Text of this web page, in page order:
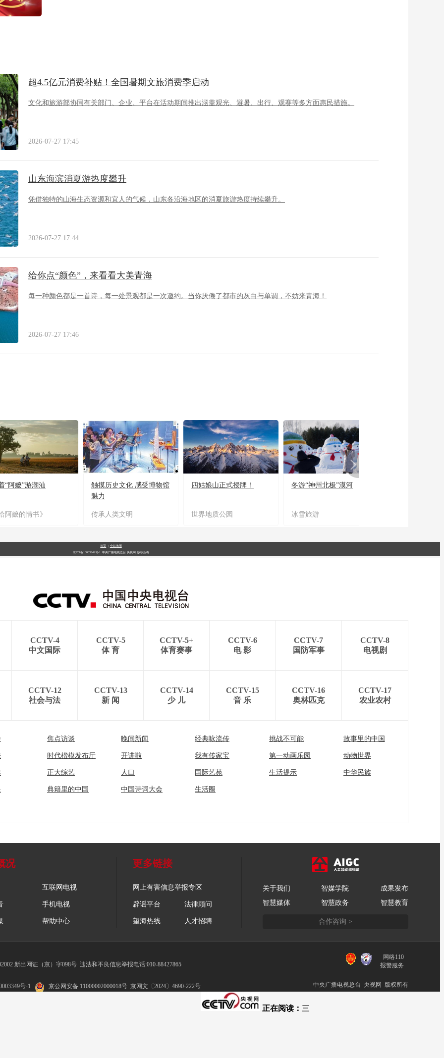
超4.5亿元消费补贴！全国暑期文旅消费季启动
文化和旅游部协同有关部门、企业、平台在活动期间推出涵盖观光、避暑、出行、观赛等多方面惠民措施。
2026-07-27 17:45
山东海滨消夏游热度攀升
凭借独特的山海生态资源和宜人的气候，山东各沿海地区的消夏旅游热度持续攀升。
2026-07-27 17:44
给你点“颜色”，来看看大美青海
每一种颜色都是一首诗，每一处景观都是一次邀约。当你厌倦了都市的灰白与单调，不妨来青海！
2026-07-27 17:46
“阿嬷”游潮汕
阿嬷的情书》
触摸历史文化 感受博物馆
魅力
传承人类文明
四姑娘山正式授牌！
世界地质公园
冬游“神州北极”漠河
冰雪旅游
首页 全站地图
京ICP备10003349号-1 中央广播电视总台 央视网 版权所有
CCTV-4
中文国际
CCTV-5
体 育
CCTV-5+
体育赛事
CCTV-6
电 影
CCTV-7
国防军事
CCTV-8
电视剧
CCTV-12
社会与法
CCTV-13
新 闻
CCTV-14
少 儿
CCTV-15
音 乐
CCTV-16
奥林匹克
CCTV-17
农业农村
焦点访谈 晚间新闻 经典咏流传 挑战不可能 故事里的中国
时代楷模发布厅 开讲啦 我有传家宝 第一动画乐园 动物世界
正大综艺 人口 国际艺苑 生活提示 中华民族
典籍里的中国 中国诗词大会 生活圈
况
互联网电视
手机电视
帮助中心
更多链接
网上有害信息举报专区
辟谣平台 法律顾问
望海热线 人才招聘
关于我们 智媒学院
成果发布
智慧媒体
智慧政务 智慧教育
合作咨询 >
新出网证（京）字098号 违法和不良信息举报电话:010-88427865
号-1 京公网安备 11000002000018号 京网文〔2024〕4690-222号
网络110
报警服务
中央广播电视总台 央视网 版权所有
正在阅读： 三